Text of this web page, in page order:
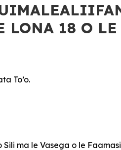
LONA 18 O LE
To’o.
ma le Vasega o le